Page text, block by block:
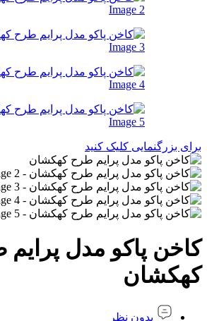
برای بزرگنمایی کلیک کنید
کاخن پاکو مدل
کهکشان
بدون نظر